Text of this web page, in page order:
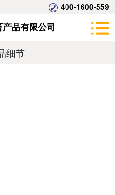
400-1600-559
品有限公司
细节